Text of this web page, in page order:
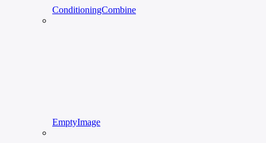
ConditioningCombine
EmptyImage